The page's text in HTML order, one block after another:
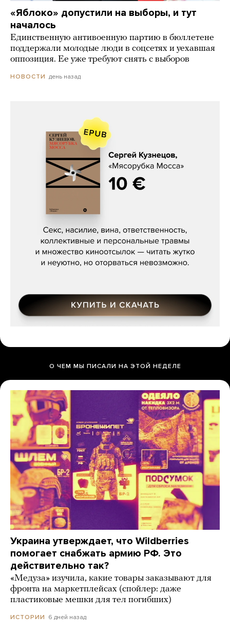
«Яблоко» допустили на выборы, и тут
началось
Единственную антивоенную партию в бюллетене
поддержали молодые люди в соцсетях и уехавшая
оппозиция. Ее уже требуют снять с выборов
НОВОСТИ день назад
Сергей Кузнецов, «Мясорубка
О ЧЕМ МЫ ПИСАЛИ НА ЭТОЙ НЕДЕЛЕ
Украина утверждает, что Wildberries
помогает снабжать армию РФ. Это
действительно так?
«Медуза» изучила, какие товары заказывают для
фронта на маркетплейсах (спойлер: даже
пластиковые мешки для тел погибших)
ИСТОРИИ 6 дней назад